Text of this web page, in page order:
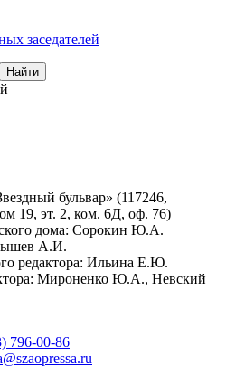
заседателей
бульвар» (117246,
19, эт. 2, ком. 6Д, оф. 76)
дома: Сорокин Ю.А.
А.И.
редактора: Ильина Е.Ю.
Мироненко Ю.А., Невский
796-00-86